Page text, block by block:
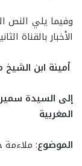
وفيما يلي النص
الأخبار بالقناة
أمينة ابن الشيخ
إلى السيدة
المغربية
الموضوع: ملاءمة